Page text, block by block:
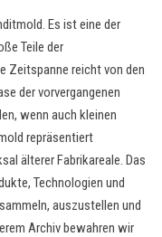
Es ist eine der
Teile der
Zeitspanne reicht von den
der vorvergangenen
wenn auch kleinen
repräsentiert
älterer Fabrikareale. Das
Technologien und
auszustellen und
Archiv bewahren wir